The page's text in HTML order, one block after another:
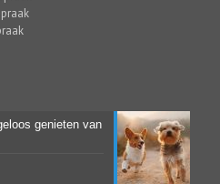
genieten van